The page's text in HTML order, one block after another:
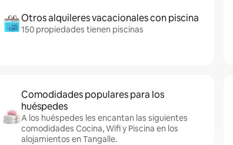
Otros alquileres vacacionales con piscina
150 propiedades tienen piscinas
Comodidades populares para los
huéspedes
A los huéspedes les encantan las siguientes
comodidades Cocina, Wifi y Piscina en los
alojamientos en Tangalle.